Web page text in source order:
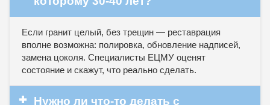
Если гранит целый, без трещин — реставрация
вполне возможна: полировка, обновление надписей,
замена цоколя. Специалисты ЕЦМУ оценят
состояние и скажут, что реально сделать.
✚
Нужно ли что-то делать с